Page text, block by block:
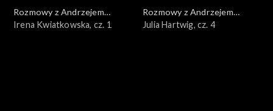
Rozmowy z Andrzejem
Doboszem
Irena Kwiatkowska, cz. 1
Rozmowy z Andrzejem
Doboszem
Julia Hartwig, cz. 4